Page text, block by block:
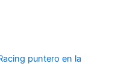
puntero en la